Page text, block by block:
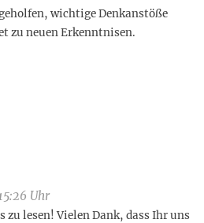
wichtige Denkanstöße
zu neuen Erkenntnisen.
Uhr
zu lesen! Vielen Dank, dass Ihr uns